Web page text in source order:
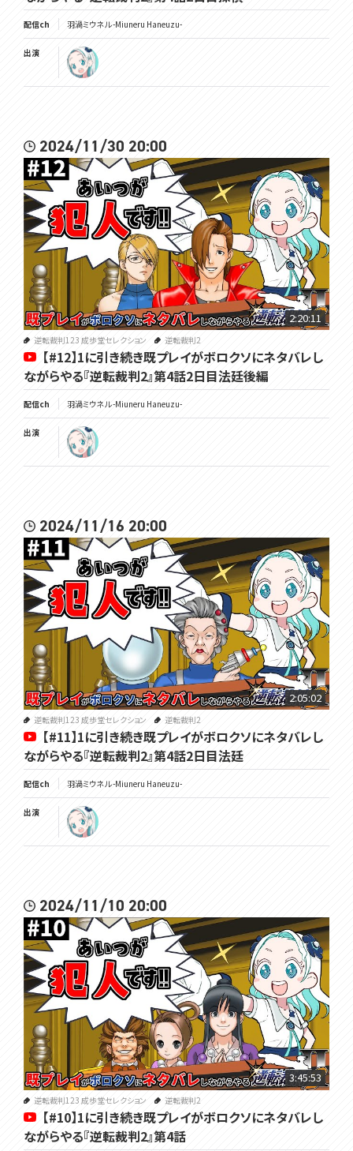
配信ch 羽渦ミウネル -Miuneru Haneuzu-
出演
2024/11/30 20:00
2:20:11
逆転裁判123 成歩堂セレクション 逆転裁判2
【#12】1に引き続き既プレイがボロクソにネタバレし
ながらやる『逆転裁判2』第4話2日目法廷後編
配信ch 羽渦ミウネル -Miuneru Haneuzu-
出演
2024/11/16 20:00
2:05:02
逆転裁判123 成歩堂セレクション 逆転裁判2
【#11】1に引き続き既プレイがボロクソにネタバレし
ながらやる『逆転裁判2』第4話2日目法廷
配信ch 羽渦ミウネル -Miuneru Haneuzu-
出演
2024/11/10 20:00
3:45:53
逆転裁判123 成歩堂セレクション 逆転裁判2
【#10】1に引き続き既プレイがボロクソにネタバレし
ながらやる『逆転裁判2』第4話